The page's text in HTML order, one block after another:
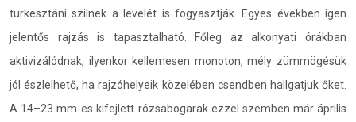
turkesztáni szilnek a levelét is fogyasztják. Egyes években igen
jelentős rajzás is tapasztalható. Főleg az alkonyati órákban
aktivizálódnak, ilyenkor kellemesen monoton, mély zümmögésük
jól észlelhető, ha rajzóhelyeik közelében csendben hallgatjuk őket.
A 14–23 mm-es kifejlett rózsabogarak ezzel szemben már április